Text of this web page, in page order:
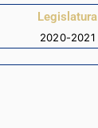
Legislatura
2020-2021